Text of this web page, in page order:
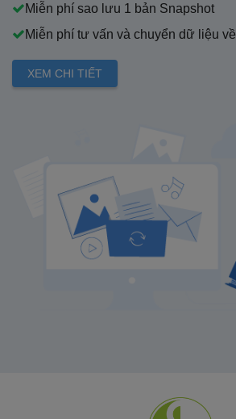
Miễn phí sao lưu 1 bản Snapshot
Miễn phí tư vấn và chuyển dữ liệu
XEM CHI TIẾT